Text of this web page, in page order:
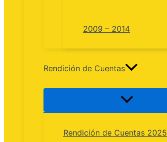
2009 – 2014
Rendición de Cuentas
Rendición de Cuentas 2025